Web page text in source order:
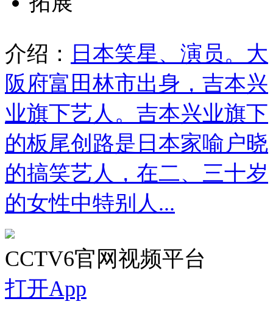
介绍： 日本笑星、演员。大
阪府富田林市出身，吉本兴
业旗下艺人。吉本兴业旗下
的板尾创路是日本家喻户晓
的搞笑艺人，在二、三十岁
的女性中特别人...
CCTV6官网视频平台
打开App